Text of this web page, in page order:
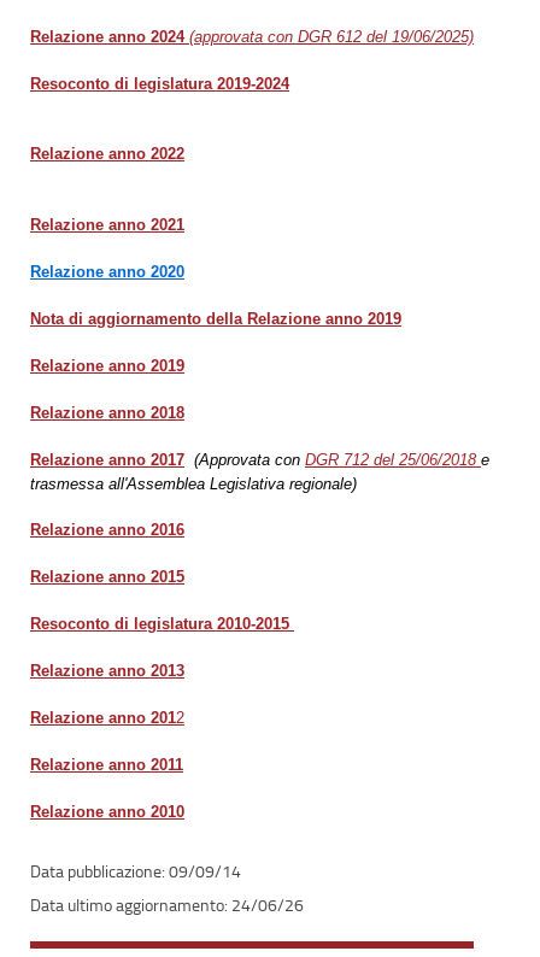
Relazione anno 2024 (approvata con DGR 612 del 19/06/2025)
Resoconto di legislatura 2019-2024
Relazione anno 2022
Relazione anno 2021
Relazione anno 2020
Nota di aggiornamento della Relazione anno 2019
Relazione anno 2019
Relazione anno 2018
Relazione anno 2017 (Approvata con DGR 712 del 25/06/2018 e
trasmessa all'Assemblea Legislativa regionale)
Relazione anno 2016
Relazione anno 2015
Resoconto di legislatura 2010-2015
Relazione anno 2013
Relazione anno 2012
Relazione anno 2011
Relazione anno 2010
09/09/14
24/06/26